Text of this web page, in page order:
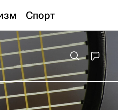
Спорт